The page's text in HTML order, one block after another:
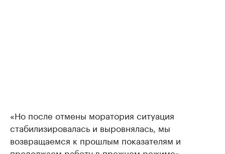
«Но после отмены моратория ситуация
стабилизировалась и выровнялась, мы
возвращаемся к прошлым показателям и